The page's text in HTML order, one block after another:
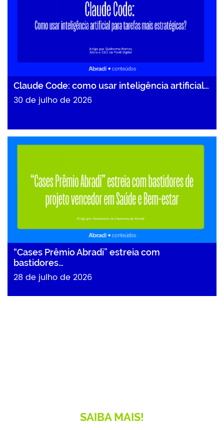
Claude Code: como usar inteligência artificial…
30 de julho de 2026
“Cases Prêmio Abradi” estreia com
bastidores…
28 de julho de 2026
SAIBA MAIS!